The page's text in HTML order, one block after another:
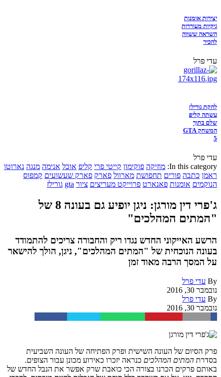
יצירות אומנות
גיקיות מעוררות
השראה ששווה
להכיר
עדי פרל
להקת גורילז
עשתה קליפ
שלם בתוך
המשחק GTA
5
עדי פרל
In this category: מוזיקה פוקימון קייטי פרי קליפ אוכל אנימה מנגה נארוטו
ראמן כתבה פורים תחפושת מארוול פארק פארק שעשועים קמפוס
הנוקמים אומנות פאנארט פרוייקט מעריצים ציור gta גורילז
ג'פרי דין מורגן: ניגן יופיע גם בעונה 8 של
"המתים המהלכים"
הרשע האייקוני החדש נגדו ריק והחבורה צריכים להתמודד
בעונה הנוכחית של "המתים המהלכים", ניגן, הולך להישאר
על המסך הרבה מאוד זמן
By עדי פרל
נובמבר 30, 2016
By עדי פרל
נובמבר 30, 2016
פרק הסיום של העונה השישית ופרק הפתיחה של העונה השביעית
בסדרת המתים המהלכים כנראה יזכרו כאירוע מכונן עבור הצופים.
באותם פרקים הכרנו בצורה הכי כואבת שרק אפשר את הנבל החדש של